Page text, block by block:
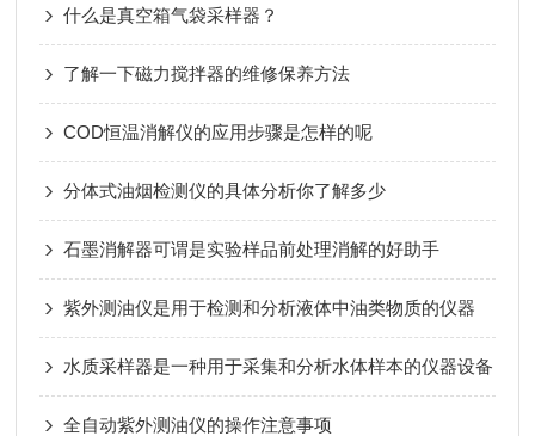
什么是真空箱气袋采样器？
了解一下磁力搅拌器的维修保养方法
COD恒温消解仪的应用步骤是怎样的呢
分体式油烟检测仪的具体分析你了解多少
石墨消解器可谓是实验样品前处理消解的好助手
紫外测油仪是用于检测和分析液体中油类物质的仪器
水质采样器是一种用于采集和分析水体样本的仪器设备
全自动紫外测油仪的操作注意事项